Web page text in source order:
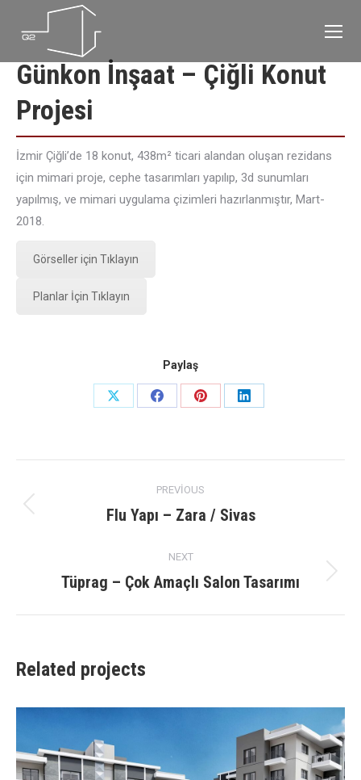
Günkon İnşaat – Çiğli Konut
Projesi
İzmir Çiğli’de 18 konut, 438m² ticari alandan oluşan rezidans
için mimari proje, cephe tasarımları yapılıp, 3d sunumları
yapılmış, ve mimari uygulama çizimleri hazırlanmıştır, Mart-
2018.
Görseller için Tıklayın
Planlar İçin Tıklayın
Paylaş
Share
Share
Share
Share
navigation
PREVIOUS
Previous
Flu Yapı – Zara / Sivas
NEXT
Next
Tüprag – Çok Amaçlı Salon Tasarımı
Related projects